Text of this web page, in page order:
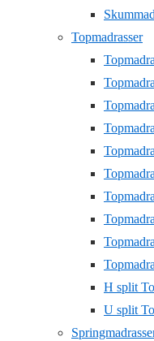
Topmadrasser
H split
U split